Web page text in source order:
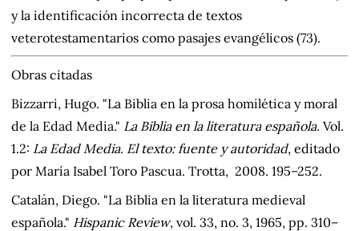
y la identificación incorrecta de textos
veterotestamentarios como pasajes evangélicos (73).
Obras citadas
Bizzarri, Hugo. "La Biblia en la prosa homilética y moral
de la Edad Media." La Biblia en la literatura española. Vol.
1.2: La Edad Media. El texto: fuente y autoridad, editado
por María Isabel Toro Pascua. Trotta, 2008. 195–252.
Catalán, Diego. "La Biblia en la literatura medieval
española." Hispanic Review, vol. 33, no. 3, 1965, pp. 310–